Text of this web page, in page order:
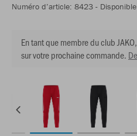
Numéro d’article: 8423 -
En tant que membre du club
sur votre prochaine commande.